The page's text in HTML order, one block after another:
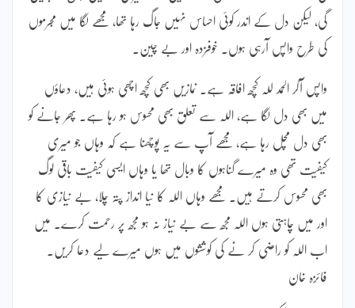
گی، لیکن دل کے اندر کوئی احساس نہیں جاگ رہا تھا، مجھے لگا میں مجرموں
کی طرح واپس آرہی ہوں۔ خوفزدہ اور بے چین۔
واپس آکر الحمد للہ کچھ افاقہ ہے۔ نمازیں بھی کچھ اچھی ہوئی ہیں، دعاؤں
میں بھی دل لگا ہے، اللہ سے تعلق بھی محسوس ہو رہا ہے۔ پھر جانے کو
بھی دل مچل رہا ہے، مجھے آپ سے یہ پوچھنا ہے کہ وہاں جو میری
کیفیت تھی وہ میرے گناہوں کا وبال تھا یا وہاں ایسی کیفیت باقی لوگ
بھی محسوس کرتے ہیں۔ مجھے وہاں اللہ کا نیا انداز پتہ چلا، بے نیازی کا
اور میں چاہتی ہوں اللہ مجھ سے بے نیاز نہ ہو مجھ پر رحمت کرے۔ میں
اب اللہ کو راضی کر نے کی کوششوں میں ہوں میرے لیے دعا کریں۔
فائزہ خان